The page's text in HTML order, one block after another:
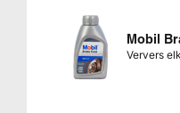
Mobil
Ververs